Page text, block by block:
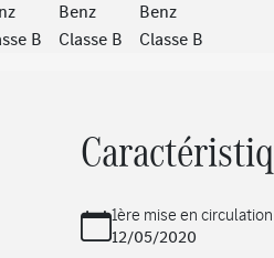
1ère mise en circulation
12/05/2020